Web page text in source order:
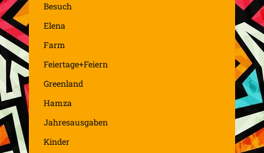
Besuch
Elena
Farm
Feiertage+Feiern
Greenland
Hamza
Jahresausgaben
Kinder